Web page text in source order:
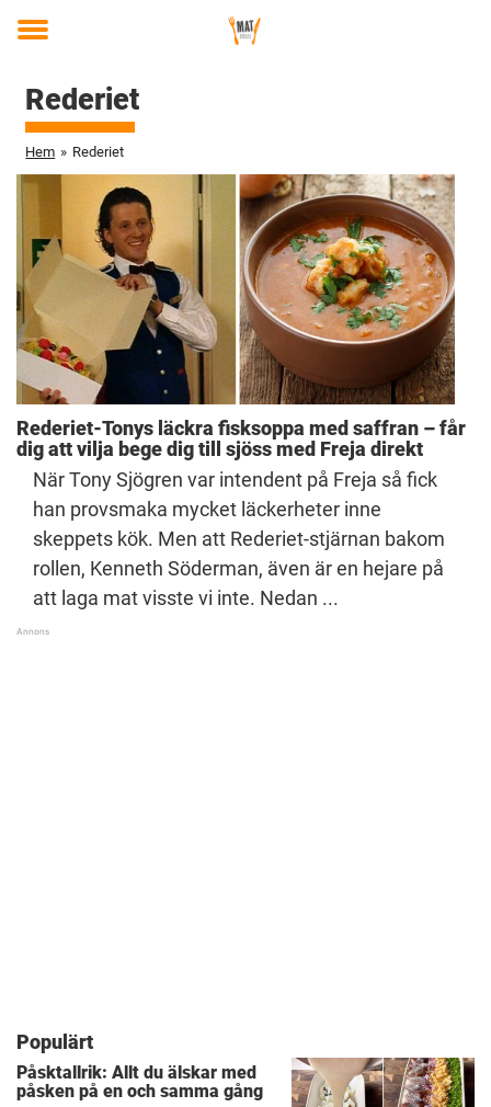
Toggle
Rederiet
Hem » Rederiet
Rederiet-Tonys läckra fisksoppa med saffran – får
dig att vilja bege dig till sjöss med Freja direkt
När Tony Sjögren var intendent på Freja så fick
han provsmaka mycket läckerheter inne
skeppets kök. Men att Rederiet-stjärnan bakom
rollen, Kenneth Söderman, även är en hejare på
att laga mat visste vi inte. Nedan ...
Populärt
Påsktallrik: Allt du älskar med
påsken på en och samma gång